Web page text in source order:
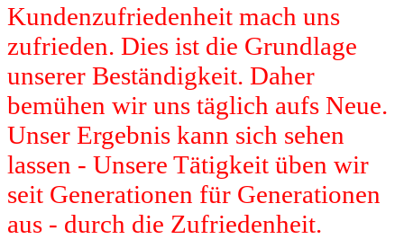
Kundenzufriedenheit mach uns
zufrieden. Dies ist die Grundlage
unserer Beständigkeit. Daher
bemühen wir uns täglich aufs Neue.
Unser Ergebnis kann sich sehen
lassen - Unsere Tätigkeit üben wir
seit Generationen für Generationen
aus - durch die Zufriedenheit.